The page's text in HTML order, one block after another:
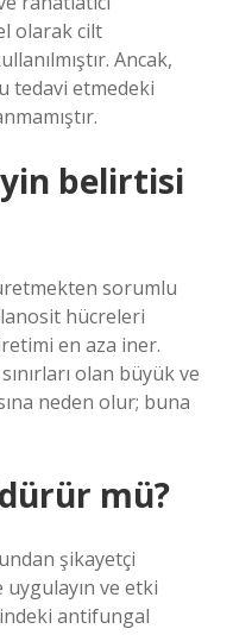
olarak cilt
Ancak,
tedavi etmedeki
belirtisi
sorumlu
hücreleri
en aza iner.
olan büyük ve
neden olur; buna
mü?
şikayetçi
ve etki
antifungal